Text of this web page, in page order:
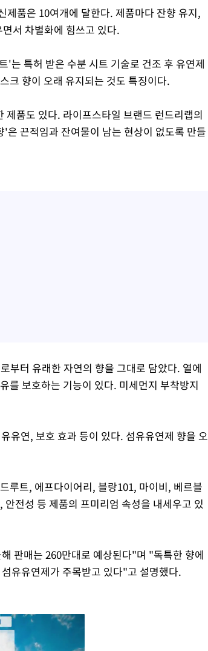
제품은 10여개에 달한다. 제품마다 잔향 유지,
서 차별화에 힘쓰고 있다.
'는 특허 받은 수분 시트 기술로 건조 후 유연제
크 향이 오래 유지되는 것도 특징이다.
품도 있다. 라이프스타일 브랜드 런드리랩의
끈적임과 잔여물이 남는 현상이 없도록 만들
부터 유래한 자연의 향을 그대로 담았다. 열에
를 보호하는 기능이 있다. 미세먼지 부착방지
유연, 보호 효과 등이 있다. 섬유유연제 향을 오
루트, 에프다이어리, 블랑101, 마이비, 베르블
전성 등 제품의 프미리엄 속성을 내세우고 있
판매는 260만대로 예상된다"며 "독특한 향에
유유연제가 주목받고 있다"고 설명했다.